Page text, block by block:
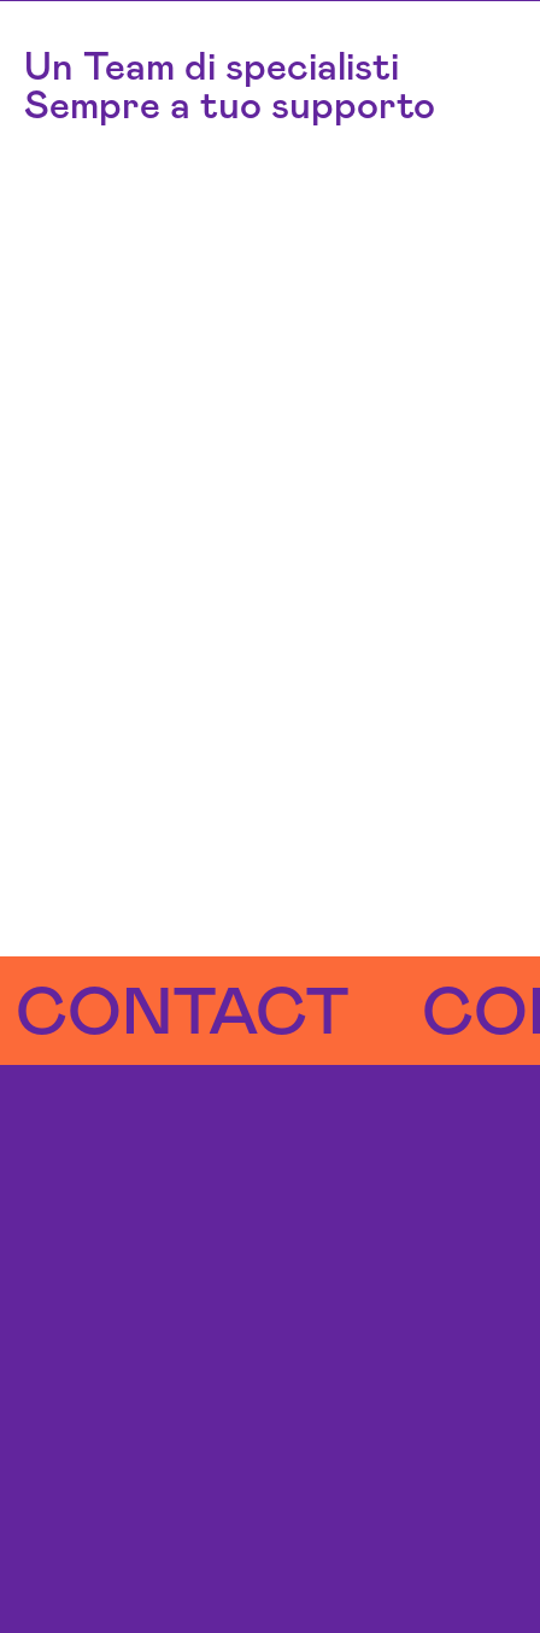
Un Team di specialisti
Sempre a tuo supporto